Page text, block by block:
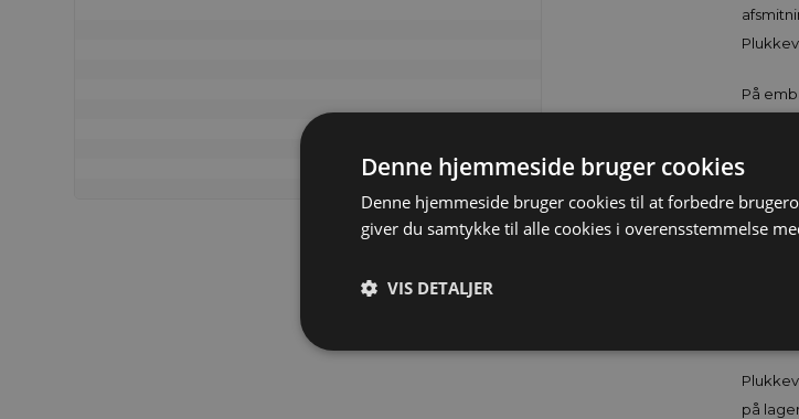
På
kan få
er du
sidder
på
Denne hjemmeside bruger cookies
Denne hjemmeside bruger cookies til at forbedre
giver du samtykke til alle cookies i overensstemmelse
VIS DETALJER